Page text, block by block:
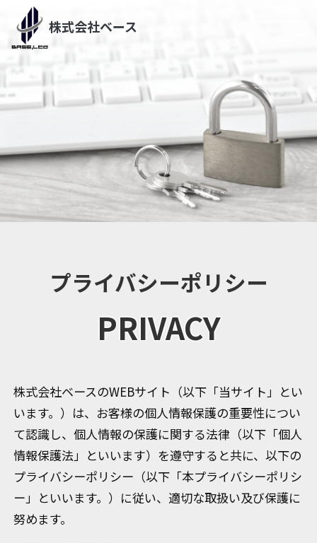
株式会社ベース
プライバシーポリシー
PRIVACY
株式会社ベースのWEBサイト（以下「当サイト」とい
います。）は、お客様の個人情報保護の重要性につい
て認識し、個人情報の保護に関する法律（以下「個人
情報保護法」といいます）を遵守すると共に、以下の
プライバシーポリシー（以下「本プライバシーポリシ
ー」といいます。）に従い、適切な取扱い及び保護に
努めます。